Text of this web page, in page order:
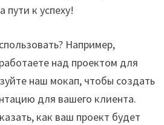
к успеху!
Например,
над проектом для
наш мокап, чтобы создать
для вашего клиента.
как ваш проект будет